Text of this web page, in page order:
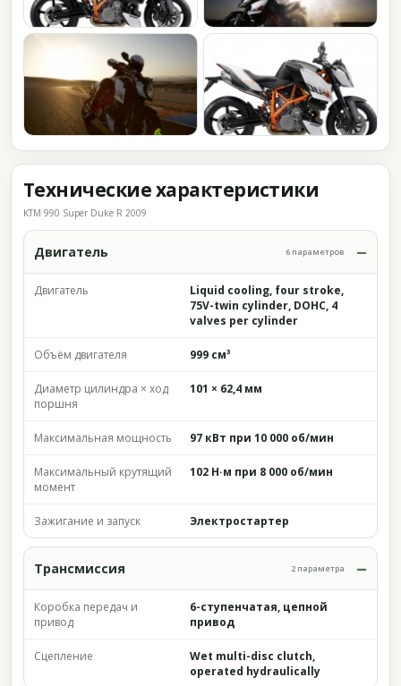
Технические характеристики
KTM 990 Super Duke R 2009
Двигатель 6 параметров
Двигатель
Liquid cooling, four stroke,
75V-twin cylinder, DOHC, 4
valves per cylinder
Объём двигателя 999 см³
Диаметр цилиндра × ход
поршня
101 × 62,4 мм
Максимальная мощность 97 кВт при 10 000 об/мин
Максимальный крутящий
момент
102 Н·м при 8 000 об/мин
Зажигание и запуск Электростартер
Трансмиссия 2 параметра
Коробка передач и
привод
6-ступенчатая, цепной
привод
Сцепление
Wet multi-disc clutch,
operated hydraulically